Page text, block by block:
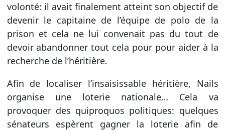
volonté: il avait finalement atteint son objectif de
devenir le capitaine de l’équipe de polo de la
prison et cela ne lui convenait pas du tout de
devoir abandonner tout cela pour pour aider à la
recherche de l’héritière.
Afin de localiser l’insaisissable héritière, Nails
organise une loterie nationale… Cela va
provoquer des quiproquos politiques: quelques
sénateurs espèrent gagner la loterie afin de